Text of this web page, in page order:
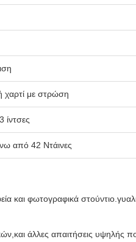
χαρτί με στρώση
ίντσες
από 42 Ντάινες
φωτογραφικά
άλλες απαιτήσεις υψηλής